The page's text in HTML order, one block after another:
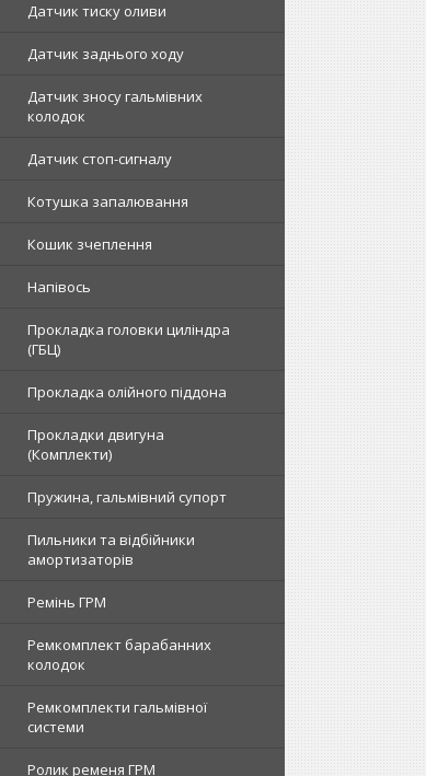
Датчик тиску оливи
Датчик заднього ходу
Датчик зносу гальмівних
колодок
Датчик стоп-сигналу
Котушка запалювання
Кошик зчеплення
Напівось
Прокладка головки циліндра
(ГБЦ)
Прокладка олійного піддона
Прокладки двигуна
(Комплекти)
Пружина, гальмівний супорт
Пильники та відбійники
амортизаторів
Ремінь ГРМ
Ремкомплект барабанних
колодок
Ремкомплекти гальмівної
системи
Ролик ременя ГРМ